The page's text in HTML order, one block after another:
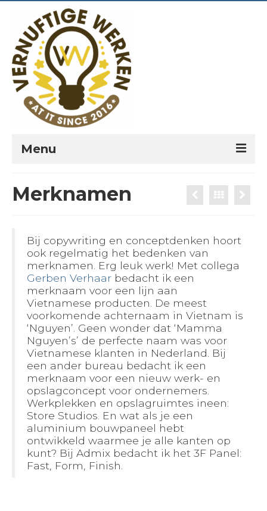
Menu
LEESPLANNEN
BLOGS
Merknamen
Bij copywriting en conceptdenken hoort
ook regelmatig het bedenken van
merknamen. Erg leuk werk! Met collega
Gerben Verhaar bedacht ik een
merknaam voor een lijn aan
Vietnamese producten. De meest
voorkomende achternaam in Vietnam is
‘Nguyen’. Geen wonder dat ‘Mamma
Nguyen’s’ de perfecte naam was voor
Vietnamese klanten in Nederland. Bij
een ander bureau bedacht ik een
merknaam voor een nieuw werk- en
opslagconcept voor ondernemers.
Werkplekken en opslagruimtes ineen:
Store Studios. En wat als je een
aluminium bouwpaneel hebt
ontwikkeld waarmee je alle kanten op
kunt? Bij Admix bedacht ik het 3F Panel:
Fast, Form, Finish.